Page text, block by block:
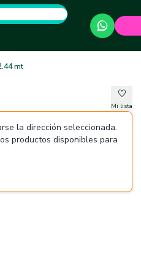
mt
Mi lista
la dirección seleccionada.
productos disponibles para